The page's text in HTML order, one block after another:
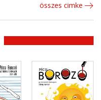
összes cimke